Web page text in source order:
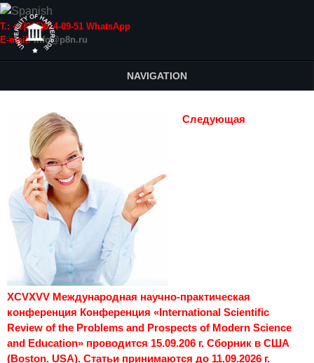
Т.: +7(915)814-09-51 WhatsApp
E-mail:info@p8n.ru
NAVIGATION
Следующая
XCVXVV Международная научно-практическая
конференция Конференция «International Scientific
Review of the Problems and Prospects of Modern Science
and Education» проводится 15.09.206 г. Сборник в США
(Boston. USA). Статьи принимаются до 11.09.2026 г.